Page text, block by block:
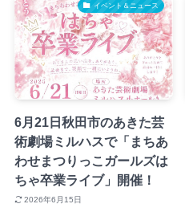
イベント＆ニュース
6月21日秋田市のあきた芸
術劇場ミルハスで「まちあ
わせまつりっこガールズは
ちゃ卒業ライブ」開催！
2026年6月15日